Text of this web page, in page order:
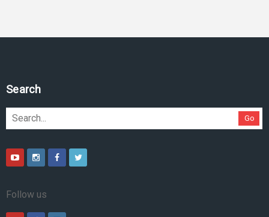
Pesquise no site
Go
Follow us